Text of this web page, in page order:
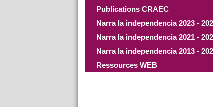
Publications CRAEC
Narra la independencia 2023 -
Narra la independencia 2021 -
Narra la independencia 2013 -
Ressources WEB